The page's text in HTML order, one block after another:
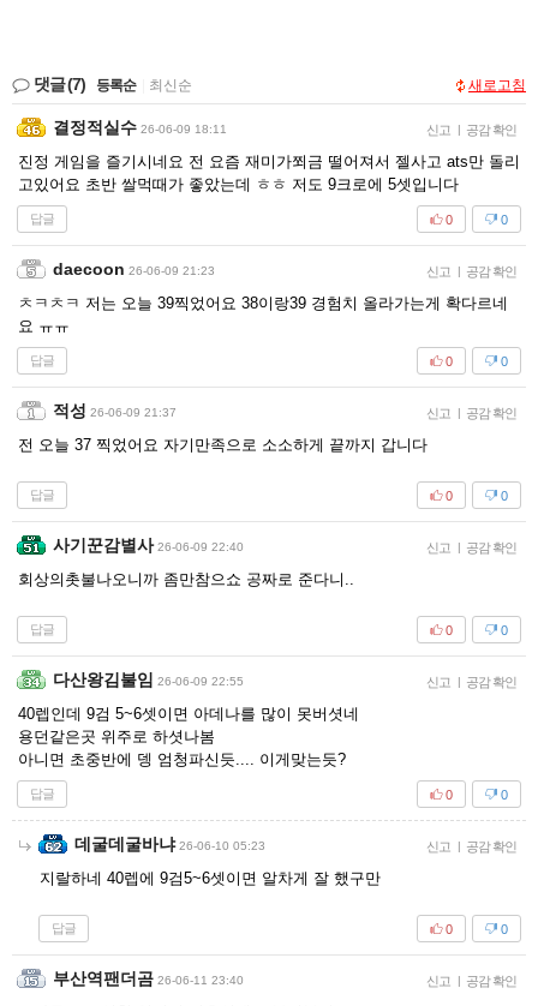
댓글(7) 등록순 최신순 새로고침
결정적실수 26-06-09 18:11 신고 | 공감 확인
진정 게임을 즐기시네요 전 요즘 재미가쬐금 떨어져서 젤사고 ats만 돌리
고있어요 초반 쌀먹때가 좋았는데 ㅎㅎ 저도 9크로에 5셋입니다
답글 0
0
daecoon 26-06-09 21:23 신고 | 공감 확인
ㅊㅋㅊㅋ 저는 오늘 39찍었어요 38이랑39 경험치 올라가는게 확다르네
요 ㅠㅠ
답글 0
0
적성 26-06-09 21:37 신고 | 공감 확인
전 오늘 37 찍었어요 자기만족으로 소소하게 끝까지 갑니다
답글 0
0
사기꾼감별사 26-06-09 22:40 신고 | 공감 확인
회상의촛불나오니까 좀만참으쇼 공짜로 준다니..
답글 0
0
다산왕김불임 26-06-09 22:55 신고 | 공감 확인
40렙인데 9검 5~6셋이면 아데나를 많이 못버셧네
용던같은곳 위주로 하셧나봄
아니면 초중반에 뎅 엄청파신듯.... 이게맞는듯?
답글 0
0
데굴데굴바냐 26-06-10 05:23 신고 | 공감 확인
지랄하네 40렙에 9검5~6셋이면 알차게 잘 했구만
답글 0
0
부산역팬더곰 26-06-11 23:40 신고 | 공감 확인